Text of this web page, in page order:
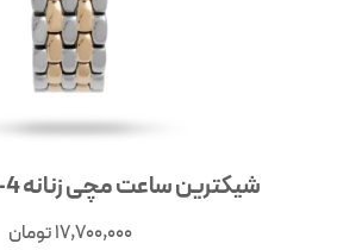
شیکترین ساعت مچی زنانه Laxmi 8172-4
17,700,000تومان